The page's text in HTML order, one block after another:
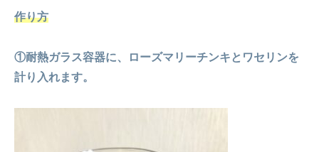
作り方
①耐熱ガラス容器に、ローズマリーチンキとワセリンを
計り入れます。